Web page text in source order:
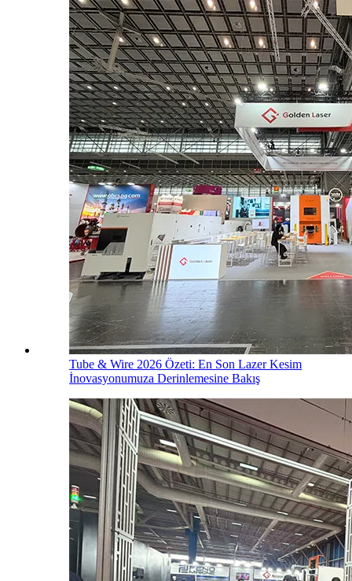
Tube & Wire 2026 Özeti: En Son Lazer Kesim
İnovasyonumuza Derinlemesine Bakış